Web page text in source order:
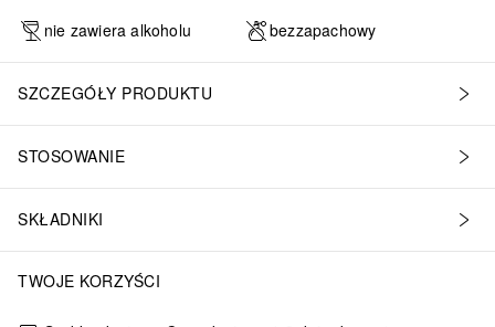
nie zawiera alkoholu
bezzapachowy
SZCZEGÓŁY PRODUKTU
STOSOWANIE
SKŁADNIKI
TWOJE KORZYŚCI